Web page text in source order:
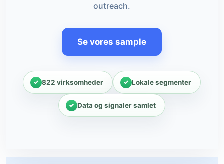
outreach.
Se vores sample
822 virksomheder Lokale segmenter
Data og signaler samlet